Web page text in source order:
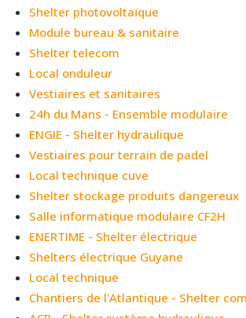
Shelter photovoltaïque
Module bureau & sanitaire
Shelter telecom
Local onduleur
Vestiaires et sanitaires
24h du Mans - Ensemble modulaire
ENGIE - Shelter hydraulique
Vestiaires pour terrain de padel
Local technique cuve
Shelter stockage produits dangereux
Salle informatique modulaire CF2H
ENERTIME - Shelter électrique
Shelters électrique Guyane
Local technique
Chantiers de l'Atlantique - Shelter